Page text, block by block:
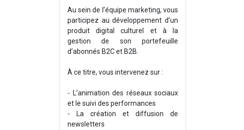
Au sein de l’équipe marketing, vous
participez au développement d’un
produit digital culturel et à la
gestion de son portefeuille
d’abonnés B2C et B2B.
À ce titre, vous intervenez sur :
- L’animation des réseaux sociaux
et le suivi des performances
- La création et diffusion de
newsletters